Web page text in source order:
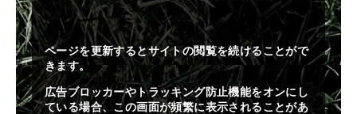
ページを更新するとサイトの閲覧を続けることがで
きます。
広告ブロッカーやトラッキング防止機能をオンにし
ている場合、この画面が頻繁に表示されることがあ